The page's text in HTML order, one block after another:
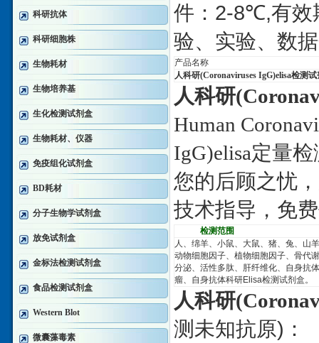
科研抗体
科研细胞株
生物耗材
生物培养基
生化检测试剂盒
生物耗材、仪器
免疫组化试剂盒
BD耗材
分子生物学试剂盒
放免试剂盒
金标法检测试剂盒
食品检测试剂盒
Western Blot
微囊藻毒素
件： 2-8℃,有效
验、实验、数
产品名称
人科研(Coronaviruses IgG)elisa检测试
人科研
Human
IgG)elisa定量
您的后顾之忧
技术指导，免
检测范围
人、绵羊、小鼠、大鼠、猪、兔、山
动物细胞因子、植物细胞因子、骨代
分泌、活性多肽、肝纤维化、自身抗
瘤、自身抗体科研Elisa检测试剂盒。
人科研
测未知抗原) ：